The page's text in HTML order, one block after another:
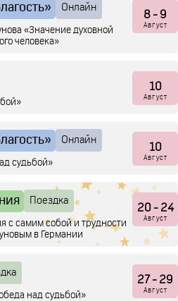
Онлайн
«Значение духовной
человека»
8 - 9
Август
10
Август
Онлайн
судьбой»
10
Август
Поездка
с самим собой и трудности
в Германии
20- 24
Август
над судьбой»
27 - 29
Август